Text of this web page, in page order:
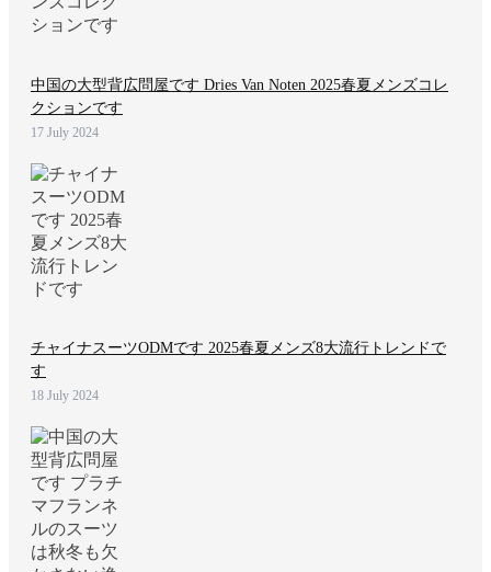
中国の大型背広問屋です Dries Van Noten 2025春夏メンズコレ
クションです
17 July 2024
チャイナスーツODMです 2025春夏メンズ8大流行トレンドで
す
18 July 2024